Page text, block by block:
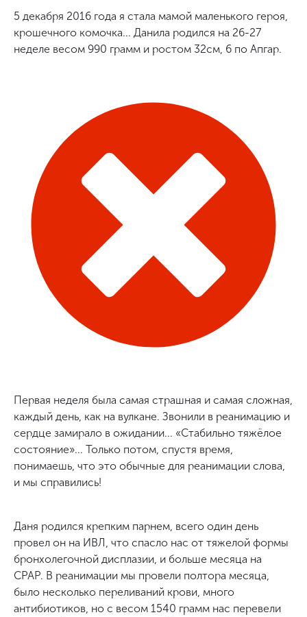
5 декабря 2016 года я стала мамой маленького героя,
крошечного комочка... Данила родился на 26-27
неделе весом 990 грамм и ростом 32см, 6 по Апгар.
Первая неделя была самая страшная и самая сложная,
каждый день, как на вулкане. Звонили в реанимацию и
сердце замирало в ожидании... «Стабильно тяжёлое
состояние»... Только потом, спустя время,
понимаешь, что это обычные для реанимации слова,
и мы справились!
Даня родился крепким парнем, всего один день
провел он на ИВЛ, что спасло нас от тяжелой формы
бронхолегочной дисплазии, и больше месяца на
СРАР. В реанимации мы провели полтора месяца,
было несколько переливаний крови, много
антибиотиков, но с весом 1540 грамм нас перевели